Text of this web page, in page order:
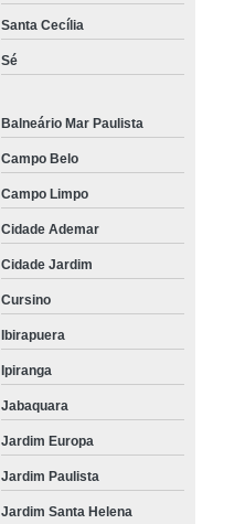
Santa Cecília
Sé
Balneário Mar Paulista
Campo Belo
Campo Limpo
Cidade Ademar
Cidade Jardim
Cursino
Ibirapuera
Ipiranga
Jabaquara
Jardim Europa
Jardim Paulista
Jardim Santa Helena